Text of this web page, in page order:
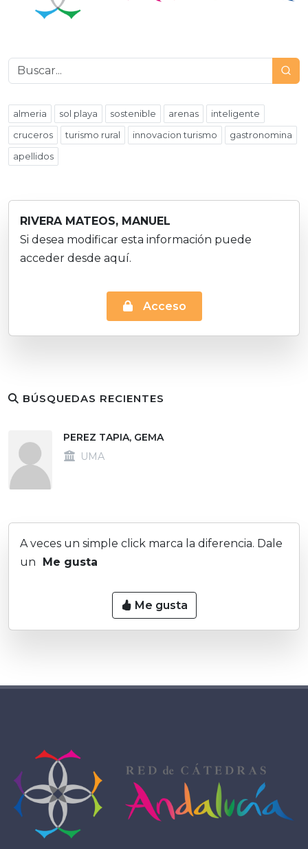
almeria sol playa sostenible arenas
inteligente
cruceros
turismo rural innovacion turismo
gastronomina
apellidos
RIVERA MATEOS, MANUEL
Si desea modificar esta información puede
acceder desde aquí.
Acceso
BÚSQUEDAS RECIENTES
PEREZ TAPIA, GEMA
UMA
A veces un simple click marca la diferencia. Dale
un Me gusta
Me gusta